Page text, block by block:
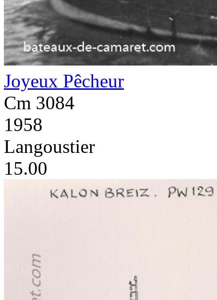
Joyeux Pêcheur
Cm 3084
1958
Langoustier
15.00